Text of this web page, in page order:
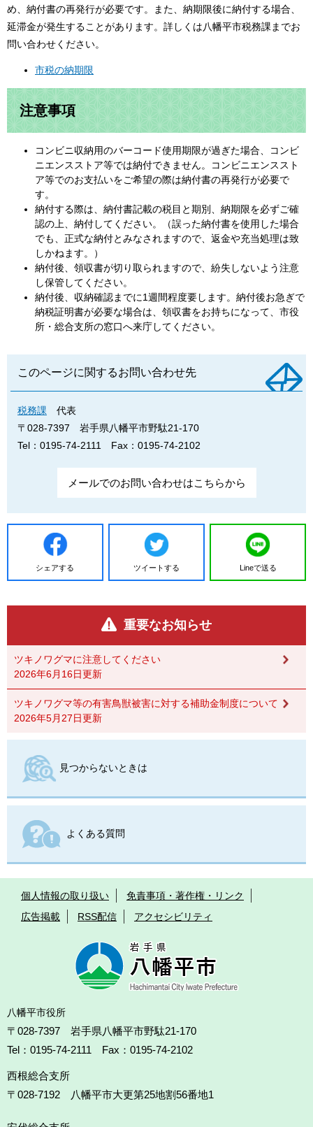
め、納付書の再発行が必要です。また、納期限後に納付する場合、
延滞金が発生することがあります。詳しくは八幡平市税務課までお
問い合わせください。
市税の納期限
注意事項
コンビニ収納用のバーコード使用期限が過ぎた場合、コンビ
ニエンスストア等では納付できません。コンビニエンススト
ア等でのお支払いをご希望の際は納付書の再発行が必要で
す。
納付する際は、納付書記載の税目と期別、納期限を必ずご確
認の上、納付してください。（誤った納付書を使用した場合
でも、正式な納付とみなされますので、返金や充当処理は致
しかねます。）
納付後、領収書が切り取られますので、紛失しないよう注意
し保管してください。
納付後、収納確認までに1週間程度要します。納付後お急ぎで
納税証明書が必要な場合は、領収書をお持ちになって、市役
所・総合支所の窓口へ来庁してください。
このページに関するお問い合わせ先
税務課
代表
〒028-7397
岩手県八幡平市野駄21-170
Tel：0195-74-2111
Fax：0195-74-2102
メールでのお問い合わせはこちらから
シェアする ツイートする Lineで送る
重要なお知らせ
ツキノワグマに注意してください
2026年6月16日更新
ツキノワグマ等の有害鳥獣被害に対する補助金制度について
2026年5月27日更新
見つからないときは
よくある質問
個人情報の取り扱い
免責事項・著作権・リンク
広告掲載
RSS配信 アクセシビリティ
八幡平市役所
〒028-7397 岩手県八幡平市野駄21-170
Tel：0195-74-2111 Fax：0195-74-2102
西根総合支所
〒028-7192
八幡平市大更第25地割56番地1